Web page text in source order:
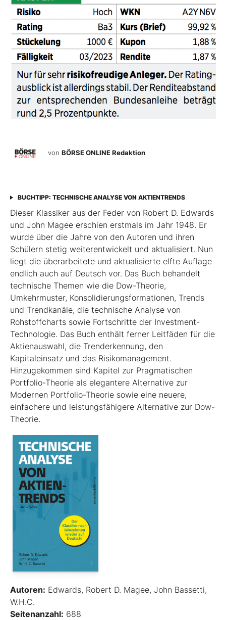
von BÖRSE ONLINE Redaktion
BUCHTIPP: TECHNISCHE ANALYSE VON AKTIENTRENDS
Dieser Klassiker aus der Feder von Robert D. Edwards
und John Magee erschien erstmals im Jahr 1948. Er
wurde über die Jahre von den Autoren und ihren
Schülern stetig weiterentwickelt und aktualisiert. Nun
liegt die überarbeitete und aktualisierte elfte Auflage
endlich auch auf Deutsch vor. Das Buch behandelt
technische Themen wie die Dow-Theorie,
Umkehrmuster, Konsolidierungsformationen, Trends
und Trend­kanäle, die technische Analyse von
Rohstoffcharts sowie Fortschritte der Investment-
Technologie. Das Buch enthält ferner Leitfäden für die
Aktienauswahl, die Trenderkennung, den
Kapitaleinsatz und das Risikomanagement.
Hinzugekommen sind Kapitel zur Pragmatischen
Portfolio-Theorie als elegantere Alternative zur
Modernen Portfolio-Theorie sowie eine neuere,
einfachere und leistungsfähigere Alternative zur Dow-
Theorie.
Autoren: Edwards, Robert D. Magee, John Bassetti,
W.H.C.
Seitenanzahl: 688